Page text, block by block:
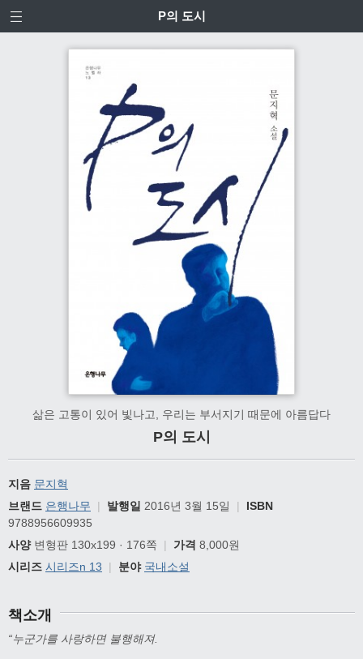
P의 도시
삶은 고통이 있어 빛나고, 우리는 부서지기 때문에 아름답다
P의 도시
지음 문지혁
브랜드 은행나무 | 발행일 2016년 3월 15일 |
ISBN
9788956609935
사양변형판 130x199 · 176쪽 | 가격 8,000원
시리즈 시리즈n 13 | 분야 국내소설
책소개
“누군가를 사랑하면 불행해져.